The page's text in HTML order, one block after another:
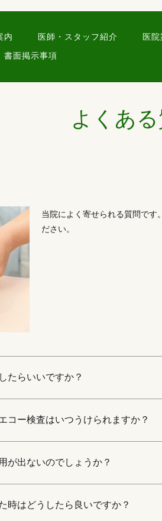
内 医師・スタッフ紹介 医院
書面掲示事項
よくあ
当院によく寄せられる質問です
ださい。
たらいいですか？
コー検査はいつうけられますか？
が出ないのでしょうか？
時はどうしたら良いですか？